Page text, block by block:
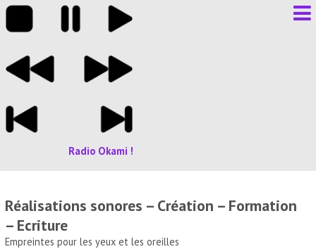
Radio Okami !
Réalisations sonores – Création – Formation
– Ecriture
Empreintes pour les yeux et les oreilles